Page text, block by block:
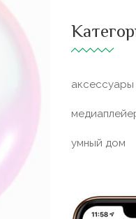
аксессуары
умный дом